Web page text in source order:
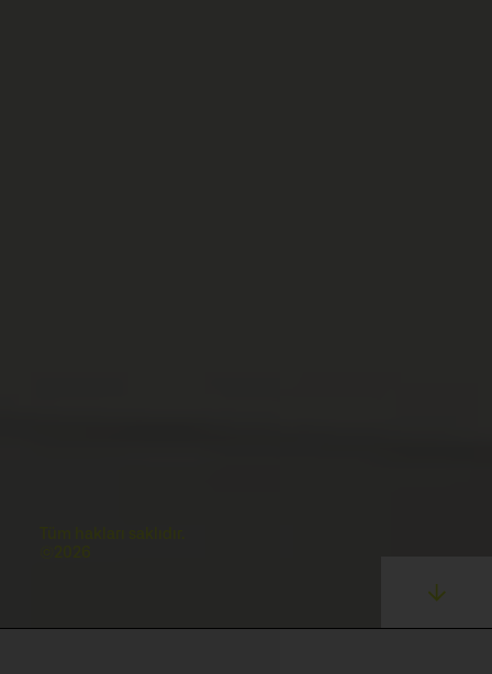
Tüm hakları saklıdır.
©2026